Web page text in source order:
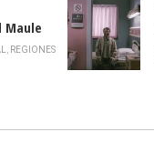
Maule
de la
, REGIONES